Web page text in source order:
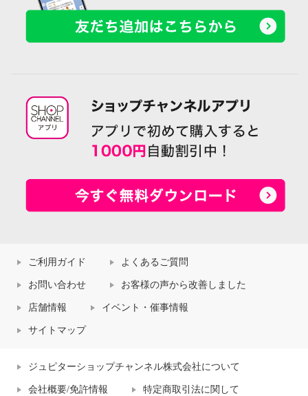
ご利用ガイド よくあるご質問
お問い合わせ お客様の声から改善しました
店舗情報 イベント・催事情報
サイトマップ
ジュピターショップチャンネル株式会社について
会社概要/免許情報 特定商取引法に関して